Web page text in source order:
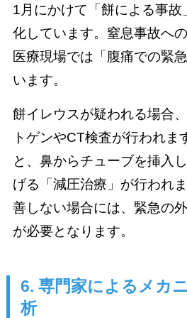
1月にかけて「餅による事
化しています。窒息事故へ
医療現場では「腹痛での緊
います。
餅イレウスが疑われる場合
トゲンやCT検査が行われま
と、鼻からチューブを挿入
げる「減圧治療」が行われ
善しない場合には、緊急の
が必要となります。
6. 専門家によるメカ
析